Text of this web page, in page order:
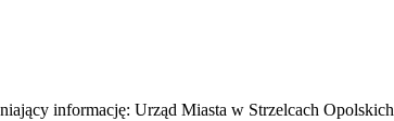
informację: Urząd Miasta w Strzelcach Opolskich